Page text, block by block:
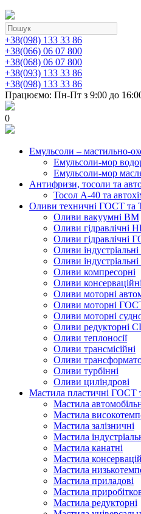
+38(098) 133 33 86
+38(066) 06 07 800
+38(068) 06 07 800
+38(093) 133 33 86
+38(098) 133 33 86
Працюємо: Пн-Пт з 9:00 до
0
Емульсоли – мастильно-
Емульсоли-мор
Емульсоли-мор
Антифризи, тосоли та
Тосол А-40 та
Оливи техничні ГОСТ та
Оливи вакуумні ВМ
Оливи гідравлічні
Оливи гідравлічні
Оливи
Оливи
Оливи компресорні
Оливи консерваційні
Оливи моторні
Оливи моторні
Оливи моторні
Оливи редукторні
Оливи теплоносії
Оливи трансмісійні
Оливи
Оливи турбінні
Оливи циліндрові
Мастила пластичні ГОСТ
Мастила
Мастила
Мастила залізничні
Мастила
Мастила канатні
Мастила
Мастила
Мастила приладові
Мастила
Мастила редукторні